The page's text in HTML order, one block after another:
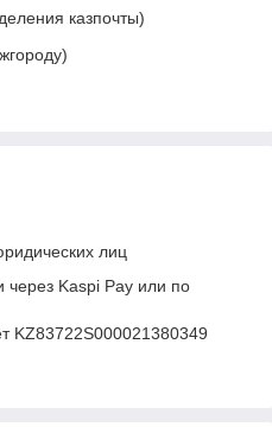
казпочты)
лиц
через Kaspi Pay или по
KZ83722S000021380349